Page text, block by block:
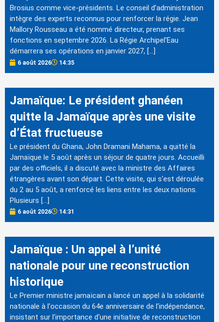
Brosius comme vice-présidents. Le conseil d’administration
intègre des experts reconnus pour renforcer la régie. Jean
Mallory Rousseau a été nommé directeur, prenant ses
fonctions en septembre 2026. La Régie Archipel’Eau
démarrera ses opérations en janvier 2027, […]
6 août 2026 14:35
Jamaïque: Le président ghanéen
quitte la Jamaïque après une visite
d’État fructueuse
Le président du Ghana, John Dramani Mahama, a quitté la
Jamaïque le 5 août après un séjour de quatre jours. Accueilli
par des officiels, il a discuté avec la ministre des Affaires
étrangères avant son départ. Cette visite, qui s'est déroulée
du 2 au 5 août, a renforcé les liens entre les deux nations.
Plusieurs […]
6 août 2026 14:31
Jamaïque : Un appel à l’unité
nationale pour une reconstruction
historique
Le Premier ministre jamaïcain a lancé un appel à la solidarité
nationale à l'occasion du 64e anniversaire de l'indépendance,
insistant sur l'importance d'une initiative de reconstruction